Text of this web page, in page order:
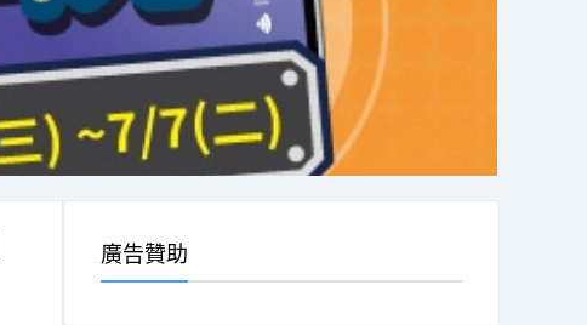
廣告贊助